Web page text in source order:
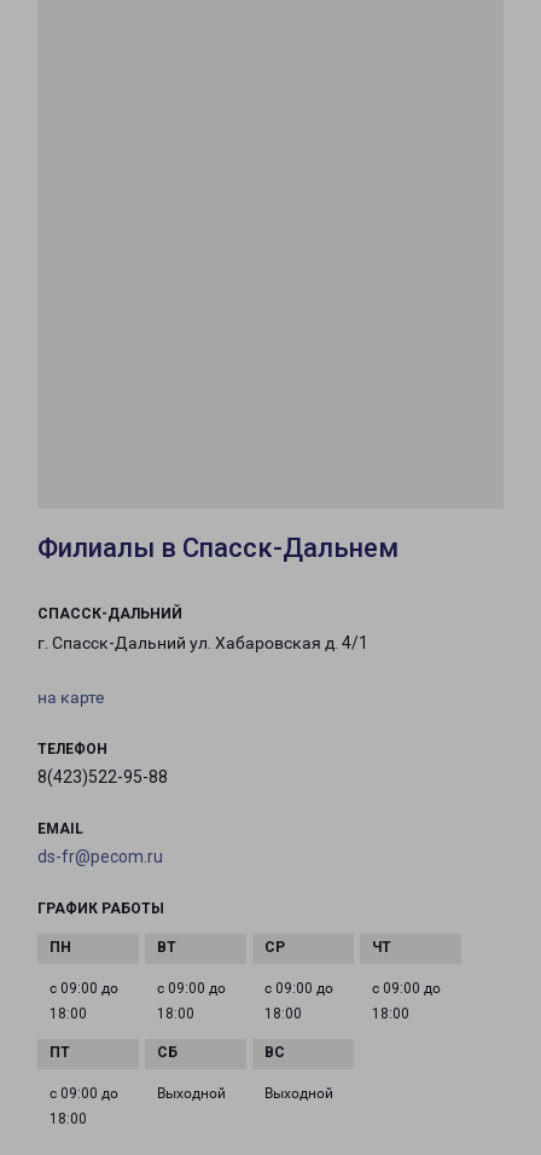
Филиалы в Спасск-Дальнем
СПАССК-ДАЛЬНИЙ
г. Спасск-Дальний ул. Хабаровская д. 4/1
на карте
ТЕЛЕФОН
8(423)522-95-88
EMAIL
ds-fr@pecom.ru
ГРАФИК РАБОТЫ
с 09:00 до
18:00
с 09:00 до
18:00
с 09:00 до
18:00
с 09:00 до
18:00
с 09:00 до
18:00
Выходной Выходной